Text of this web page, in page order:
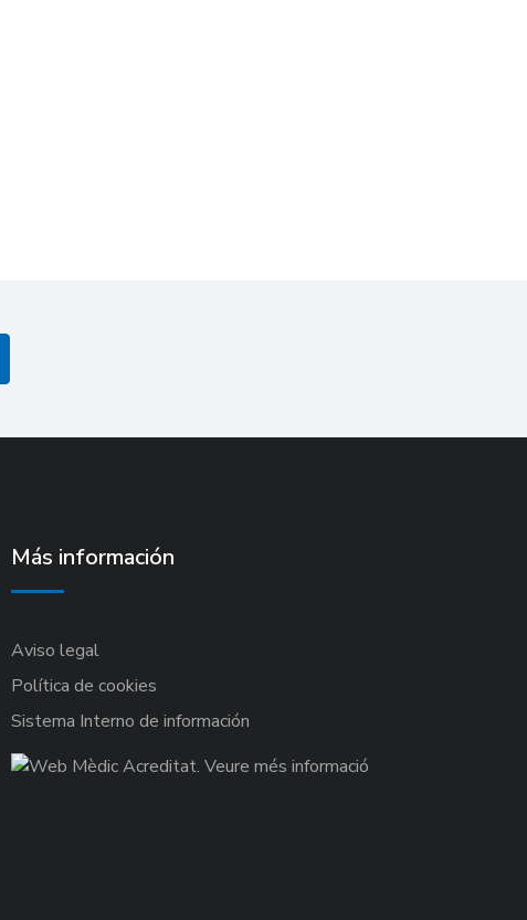
Más información
Aviso legal
Política de cookies
Sistema Interno de información